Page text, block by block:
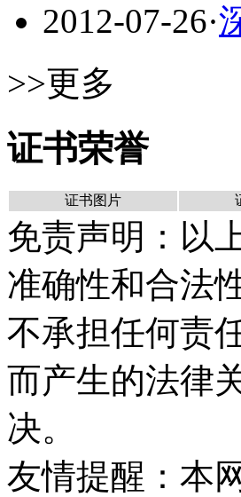
2012-07-26·
>>更多
证书荣誉
证书图片
免责声明：以
准确性和合法
不承担任何责
而产生的法律
决。
友情提醒：本